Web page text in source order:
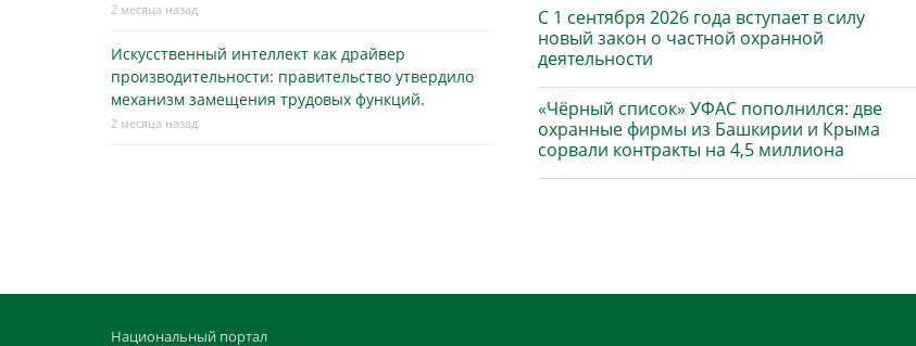
2 месяца назад
Искусственный интеллект как драйвер
производительности: правительство утвердило
механизм замещения трудовых функций.
2 месяца назад
С 1 сентября 2026 года вступает в силу
новый закон о частной охранной
деятельности
«Чёрный список» УФАС пополнился: две
охранные фирмы из Башкирии и Крыма
сорвали контракты на 4,5 миллиона
Национальный портал